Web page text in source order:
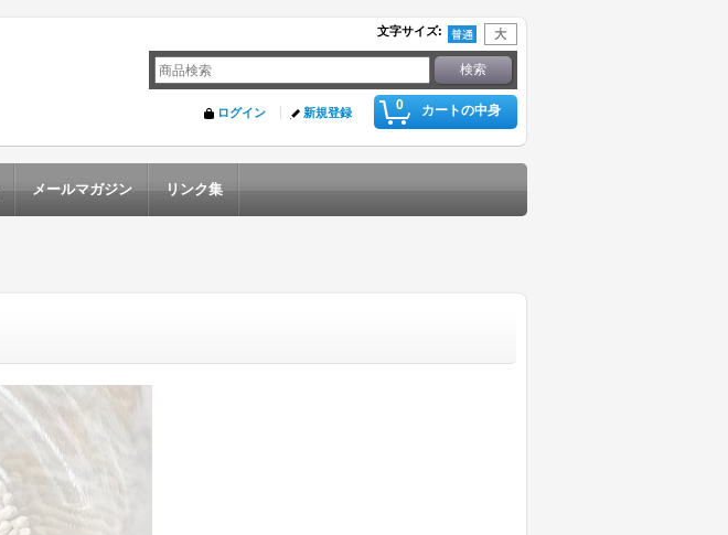
文字サイズ:
0 カートの中身
ログイン 新規登録
メールマガジン リンク集